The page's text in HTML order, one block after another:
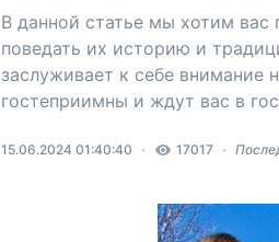
В данной статье мы хотим вас
поведать их историю и
заслуживает к себе внимание
гостеприимны и ждут вас в
15.06.2024 01:40:40 17017